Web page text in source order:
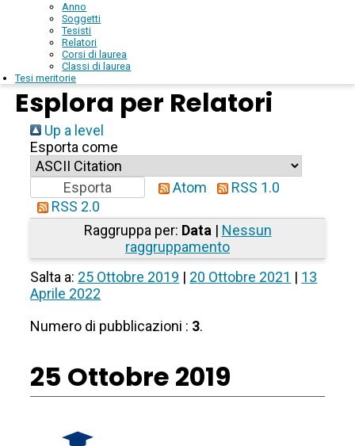
Anno
Soggetti
Tesisti
Relatori
Corsi di laurea
Classi di laurea
Tesi meritorie
Esplora per Relatori
Up a level
Esporta come
Atom
RSS 1.0
RSS 2.0
Raggruppa per: Data| Nessun
raggruppamento
Salta a: 25 Ottobre 2019 | 20 Ottobre 2021 | 13
Aprile 2022
Numero di pubblicazioni : 3.
25 Ottobre 2019